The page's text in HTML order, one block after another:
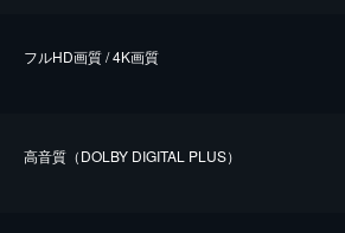
フルHD画質 / 4K画質
⾼⾳質（DOLBY DIGITAL PLUS）